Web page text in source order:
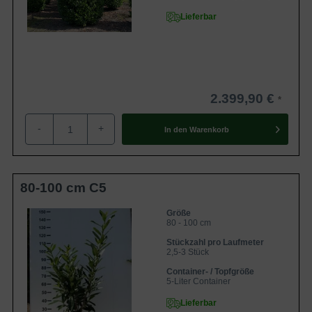
bis zu 5 m und eine Wuchsbreite zwischen 2 und 3 m.
Aufgrund dieser Wuchseigenschaften ist der Kirschlorbeer
für einen blickdichten Sichtschutz geeignet.
selten auf - wahrscheinlicher sind Trockenschäden, die
sich im Frühjahr durch viele braune Blätter an der Pflanze
äußern. In der Regel trägt der Kirschlorbeer allerdings
keine größeren Schäden davon. Die braunen Blätter
werden im Frühjahr abgestoßen und neue Triebe
beginnen sich zu entwickeln. Mit einem leichten
Lieferbar
2.399,90 €
- + In den Warenkorb
80-100 cm C5
Größe
80 - 100 cm
Stückzahl pro Laufmeter
2,5-3 Stück
Container- / Topfgröße
5-Liter Container
Lieferbar